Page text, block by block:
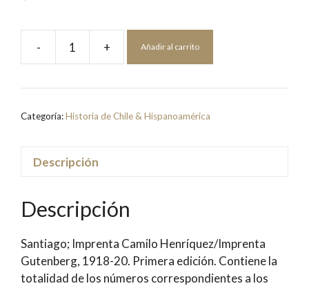
-
Publicación
|
Navarrete
López
cantidad
+ Añadir al carrito
Categoría:Historia de Chile & Hispanoamérica
Descripción
Descripción
Santiago; Imprenta Camilo Henríquez/Imprenta
Gutenberg, 1918-20. Primera edición. Contiene la
totalidad de los números correspondientes a los